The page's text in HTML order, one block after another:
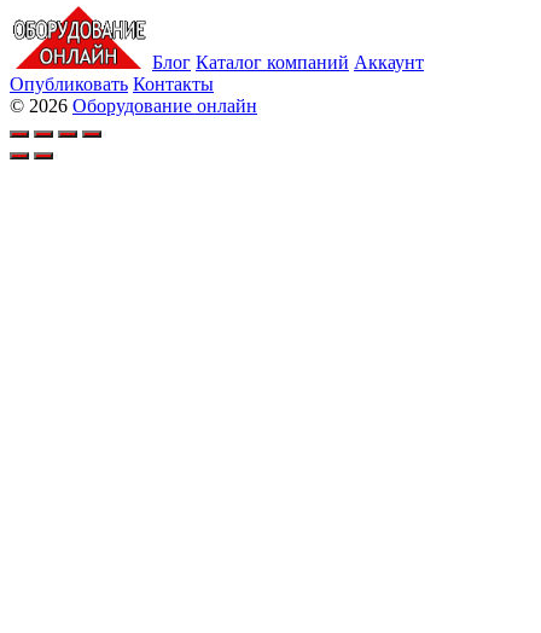
Блог Каталог компаний Аккаунт
Опубликовать Контакты
© 2026 Оборудование онлайн